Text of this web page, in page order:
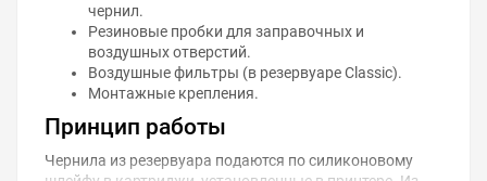
чернил.
Резиновые пробки для заправочных и
воздушных отверстий.
Воздушные фильтры (в резервуаре Classic).
Монтажные крепления.
Принцип работы
Чернила из резервуара подаются по силиконовому